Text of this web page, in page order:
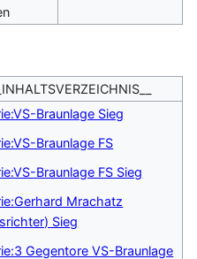
Braunlage Sieg
Braunlage FS
Braunlage FS Sieg
Mrachatz
Sieg
Gegentore VS-Braunlage